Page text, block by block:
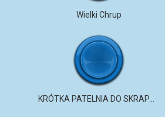
Wielki Chrup
KRÓTKA PATELNIA DO SKRAPANIA